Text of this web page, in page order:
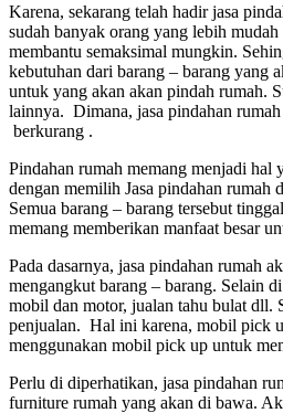
Karena, sekarang telah hadir jasa
sudah banyak orang yang lebih
membantu semaksimal mungkin.
kebutuhan dari barang – barang yang
untuk yang akan akan pindah rumah.
lainnya. Dimana, jasa pindahan
berkurang .
Pindahan rumah memang menjadi
dengan memilih Jasa pindahan
Semua barang – barang tersebut
memang memberikan manfaat besar
Pada dasarnya, jasa pindahan rumah
mengangkut barang – barang. Selain
mobil dan motor, jualan tahu bulat dll.
penjualan. Hal ini karena, mobil pick
menggunakan mobil pick up untuk
Perlu di diperhatikan, jasa pindahan
furniture rumah yang akan di bawa.